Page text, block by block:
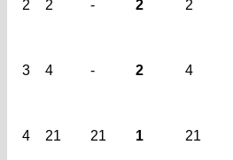
2 2 - 2 2
3 4 - 2 4
4 21 21 1 21